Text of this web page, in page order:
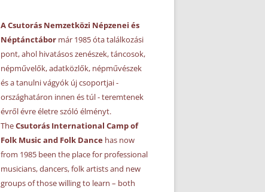
A Csutorás Nemzetközi Népzenei és
Néptánctábor már 1985 óta találkozási
pont, ahol hivatásos zenészek, táncosok,
népművelők, adatközlők, népművészek
és a tanulni vágyók új csoportjai -
országhatáron innen és túl - teremtenek
évről évre életre szóló élményt.
TheCsutorás International Camp of
Folk Music and Folk Dance has now
from 1985 been the place for professional
musicians, dancers, folk artists and new
groups of those willing to learn – both